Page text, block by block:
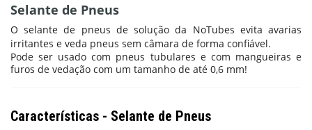
Selante de Pneus
O selante de pneus de solução da NoTubes evita avarias
irritantes e veda pneus sem câmara de forma confiável.
Pode ser usado com pneus tubulares e com mangueiras e
furos de vedação com um tamanho de até 0,6 mm!
Características - Selante de Pneus